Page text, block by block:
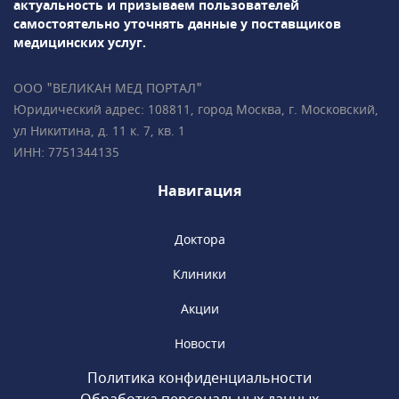
высокоинтеллектуальная гамма-камера
BrightView Philips для проведения ОФЭКТ и
др. Результаты диагностики доступны через
круглосуточно в любой день
недели.«Медицина» сотрудничает с РНИМУ
им. Н.И. Пирогова, являясь клинической
базой кафедры терапии и семейной
медицины. Доступны консультации у
академиков, членов РАН, профессоров и
актуальность и призываем пользователей
самостоятельно уточнять данные у поставщиков
медицинских услуг.
ООО "ВЕЛИКАН МЕД ПОРТАЛ"
Юридический адрес: 108811, город Москва, г. Московский,
ул Никитина, д. 11 к. 7, кв. 1
ИНН: 7751344135
Навигация
Доктора
Клиники
Акции
Новости
Политика конфиденциальности